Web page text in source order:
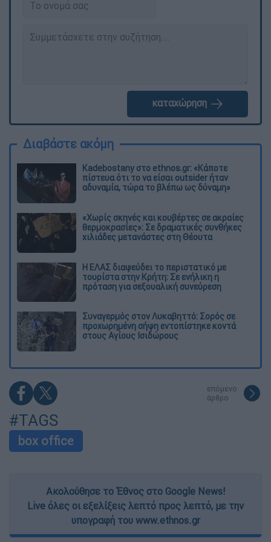
καταχώρηση
Διαβάστε ακόμη
Kadebostany στο ethnos.gr: «Κάποτε
πίστευα ότι το να είσαι outsider ήταν
αδυναμία, τώρα το βλέπω ως δύναμη»
«Χωρίς σκηνές και κουβέρτες σε ακραίες
θερμοκρασίες»: Σε δραματικές συνθήκες
χιλιάδες μετανάστες στη Θέουτα
Η ΕΛΑΣ διαψεύδει το περιστατικό με
τουρίστα στην Κρήτη: Σε ενήλικη η
πρόταση για σεξουαλική συνεύρεση
Συναγερμός στον Λυκαβηττό: Σορός σε
προχωρημένη σήψη εντοπίστηκε κοντά
στους Αγίους Ισιδώρους
επόμενο
άρθρο
#TAGS
box office
Ακολούθησε το Έθνος στο Google News!
Live όλες οι εξελίξεις λεπτό προς λεπτό, με την
υπογραφή του www.ethnos.gr